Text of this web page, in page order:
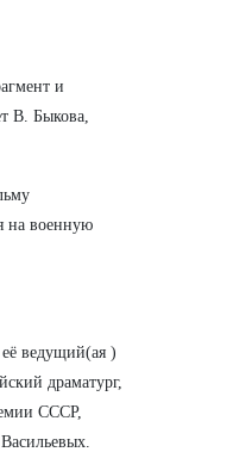
и
В. Быкова,
на военную
ведущий(ая )
драматург,
СССР,